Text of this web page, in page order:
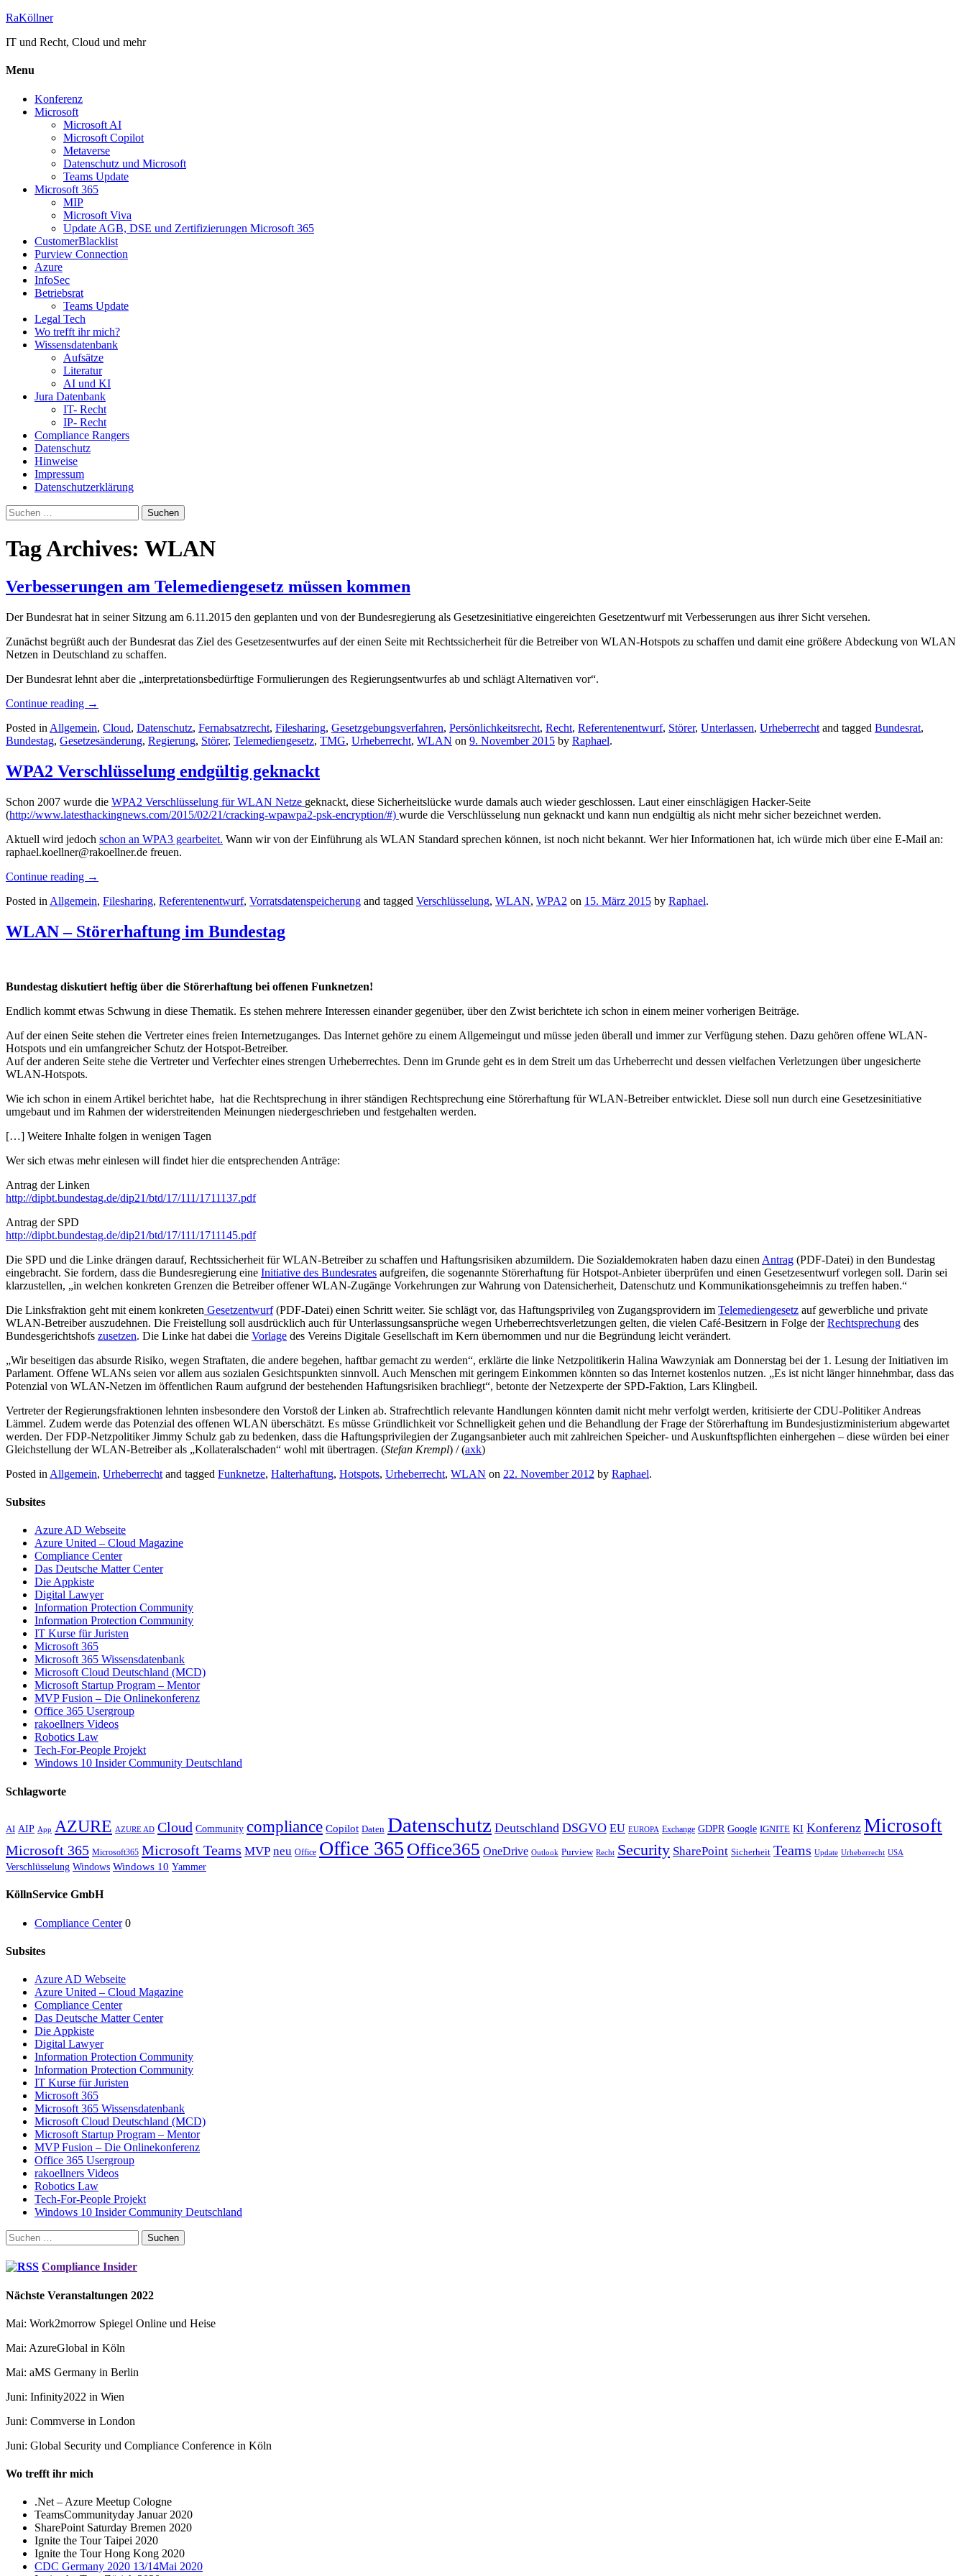
RaKöllner
IT und Recht, Cloud und mehr
Menu
Konferenz
Microsoft
Microsoft AI
Microsoft Copilot
Metaverse
Datenschutz und Microsoft
Teams Update
Microsoft 365
MIP
Microsoft Viva
Update AGB, DSE und Zertifizierungen Microsoft 365
CustomerBlacklist
Purview Connection
Azure
InfoSec
Betriebsrat
Teams Update
Legal Tech
Wo trefft ihr mich?
Wissensdatenbank
Aufsätze
Literatur
AI und KI
Jura Datenbank
IT- Recht
IP- Recht
Compliance Rangers
Datenschutz
Hinweise
Impressum
Datenschutzerklärung
Suchen
nach:
Tag Archives: WLAN
Verbesserungen am Telemediengesetz müssen kommen
Der Bundesrat hat in seiner Sitzung am 6.11.2015 den geplanten und von der Bundesregierung als Gesetzesinitiative eingereichten Gesetzentwurf mit Verbesserungen aus ihrer Sicht versehen.
Zunächst begrüßt auch der Bundesrat das Ziel des Gesetzesentwurfes auf der einen Seite mit Rechtssicherheit für die Betreiber von WLAN-Hotspots zu schaffen und damit eine größere Abdeckung von WLAN
Netzen in Deutschland zu schaffen.
Der Bundesrat lehnt aber die „interpretationsbedürftige Formulierungen des Regierungsentwurfes ab und schlägt Alternativen vor“.
Continue reading →
Posted in Allgemein, Cloud, Datenschutz, Fernabsatzrecht, Filesharing, Gesetzgebungsverfahren, Persönlichkeitsrecht, Recht, Referentenentwurf, Störer, Unterlassen, Urheberrecht and tagged Bundesrat,
Bundestag, Gesetzesänderung, Regierung, Störer, Telemediengesetz, TMG, Urheberrecht, WLAN on 9. November 2015 by Raphael.
WPA2 Verschlüsselung endgültig geknackt
Schon 2007 wurde die WPA2 Verschlüsselung für WLAN Netze geknackt, diese Sicherheitslücke wurde damals auch wieder geschlossen. Laut einer einschlägigen Hacker-Seite
(http://www.latesthackingnews.com/2015/02/21/cracking-wpawpa2-psk-encryption/#) wurde die Verschlüsselung nun geknackt und kann nun endgültig als nicht mehr sicher bezeichnet werden.
Aktuell wird jedoch schon an WPA3 gearbeitet. Wann wir von der Einführung als WLAN Standard sprechen können, ist noch nicht bekannt. Wer hier Informationen hat, ich würde mich über eine E-Mail an:
raphael.koellner@rakoellner.de freuen.
Continue reading →
Posted in Allgemein, Filesharing, Referentenentwurf, Vorratsdatenspeicherung and tagged Verschlüsselung, WLAN, WPA2 on 15. März 2015 by Raphael.
WLAN – Störerhaftung im Bundestag
Bundestag diskutiert heftig über die Störerhaftung bei offenen Funknetzen!
Endlich kommt etwas Schwung in diese Thematik. Es stehen mehrere Interessen einander gegenüber, über den Zwist berichtete ich schon in einem meiner vorherigen Beiträge.
Auf der einen Seite stehen die Vertreter eines freien Internetzuganges. Das Internet gehöre zu einem Allgemeingut und müsse jeden überall und immer zur Verfügung stehen. Dazu gehören offene WLAN-
Hotspots und ein umfangreicher Schutz der Hotspot-Betreiber.
Auf der anderen Seite stehe die Vertreter und Verfechter eines strengen Urheberrechtes. Denn im Grunde geht es in dem Streit um das Urheberrecht und dessen vielfachen Verletzungen über ungesicherte
WLAN-Hotspots.
Wie ich schon in einem Artikel berichtet habe, hat die Rechtsprechung in ihrer ständigen Rechtsprechung eine Störerhaftung für WLAN-Betreiber entwicklet. Diese soll nun durch eine Gesetzesinitiative
umgebaut und im Rahmen der widerstreitenden Meinungen niedergeschrieben und festgehalten werden.
[…] Weitere Inhalte folgen in wenigen Tagen
Wer sich etwas mehr einlesen will findet hier die entsprechenden Anträge:
Antrag der Linken
http://dipbt.bundestag.de/dip21/btd/17/111/1711137.pdf
Antrag der SPD
http://dipbt.bundestag.de/dip21/btd/17/111/1711145.pdf
Die SPD und die Linke drängen darauf, Rechtssicherheit für WLAN-Betreiber zu schaffen und Haftungsrisiken abzumildern. Die Sozialdemokraten haben dazu einen Antrag (PDF-Datei) in den Bundestag
eingebracht. Sie fordern, dass die Bundesregierung eine Initiative des Bundesrates aufgreifen, die sogenannte Störerhaftung für Hotspot-Anbieter überprüfen und einen Gesetzesentwurf vorlegen soll. Darin sei
klarzustellen, „in welchen konkreten Grenzen die Betreiber offener WLAN-Zugänge Vorkehrungen zur Wahrung von Datensicherheit, Datenschutz und Kommunikationsgeheimnis zu treffen haben.“
Die Linksfraktion geht mit einem konkreten Gesetzentwurf(PDF-Datei) einen Schritt weiter. Sie schlägt vor, das Haftungsprivileg von Zugangsprovidern im Telemediengesetz auf gewerbliche und private
WLAN-Betreiber auszudehnen. Die Freistellung soll ausdrücklich auch für Unterlassungsansprüche wegen Urheberrechtsverletzungen gelten, die vielen Café-Besitzern in Folge derRechtsprechung des
Bundesgerichtshofs zusetzen. Die Linke hat dabei die Vorlage des Vereins Digitale Gesellschaft im Kern übernommen und nur die Begründung leicht verändert.
„Wir beseitigen das absurde Risiko, wegen Straftaten, die andere begehen, haftbar gemacht zu werden“, erklärte die linke Netzpolitikerin Halina Wawzyniak am Donnerstag bei der 1. Lesung der Initiativen im
Parlament. Offene WLANs seien vor allem aus sozialen Gesichtspunkten sinnvoll. Auch Menschen mit geringem Einkommen könnten so das Internet kostenlos nutzen. „Es ist nicht länger hinnehmbar, dass das
Potenzial von WLAN-Netzen im öffentlichen Raum aufgrund der bestehenden Haftungsrisiken brachliegt“, betonte der Netzexperte der SPD-Faktion, Lars Klingbeil.
Vertreter der Regierungsfraktionen lehnten insbesondere den Vorstoß der Linken ab. Strafrechtlich relevante Handlungen könnten damit nicht mehr verfolgt werden, kritisierte der CDU-Politiker Andreas
Lämmel. Zudem werde das Potenzial des offenen WLAN überschätzt. Es müsse Gründlichkeit vor Schnelligkeit gehen und die Behandlung der Frage der Störerhaftung im Bundesjustizministerium abgewartet
werden. Der FDP-Netzpolitiker Jimmy Schulz gab zu bedenken, dass die Haftungsprivilegien der Zugangsanbieter auch mit zahlreichen Speicher- und Auskunftspflichten einhergehen – diese würden bei einer
Gleichstellung der WLAN-Betreiber als „Kollateralschaden“ wohl mit übertragen. (Stefan Krempl) /(axk)
Posted in Allgemein, Urheberrecht and tagged Funknetze, Halterhaftung, Hotspots, Urheberrecht, WLAN on 22. November 2012 by Raphael.
Subsites
Azure AD Webseite
Azure United – Cloud Magazine
Compliance Center
Das Deutsche Matter Center
Die Appkiste
Digital Lawyer
Information Protection Community
Information Protection Community
IT Kurse für Juristen
Microsoft 365
Microsoft 365 Wissensdatenbank
Microsoft Cloud Deutschland (MCD)
Microsoft Startup Program – Mentor
MVP Fusion – Die Onlinekonferenz
Office 365 Usergroup
rakoellners Videos
Robotics Law
Tech-For-People Projekt
Windows 10 Insider Community Deutschland
Schlagworte
AI AIP App AZURE AZURE AD Cloud Community compliance Copilot Daten Datenschutz Deutschland DSGVO EU EUROPA Exchange GDPR Google IGNITE KI Konferenz Microsoft
Microsoft 365 Microsoft365 Microsoft Teams MVP neu Office Office 365 Office365 OneDrive Outlook Purview Recht Security SharePoint Sicherheit Teams Update Urheberrecht USA
Verschlüsselung Windows Windows 10 Yammer
KöllnService GmbH
Compliance Center0
Subsites
Azure AD Webseite
Azure United – Cloud Magazine
Compliance Center
Das Deutsche Matter Center
Die Appkiste
Digital Lawyer
Information Protection Community
Information Protection Community
IT Kurse für Juristen
Microsoft 365
Microsoft 365 Wissensdatenbank
Microsoft Cloud Deutschland (MCD)
Microsoft Startup Program – Mentor
MVP Fusion – Die Onlinekonferenz
Office 365 Usergroup
rakoellners Videos
Robotics Law
Tech-For-People Projekt
Windows 10 Insider Community Deutschland
Suchen
nach:
Compliance Insider
Nächste Veranstaltungen 2022
Mai: Work2morrow Spiegel Online und Heise
Mai: AzureGlobal in Köln
Mai: aMS Germany in Berlin
Juni: Infinity2022 in Wien
Juni: Commverse in London
Juni: Global Security und Compliance Conference in Köln
Wo trefft ihr mich
.Net – Azure Meetup Cologne
TeamsCommunityday Januar 2020
SharePoint Saturday Bremen 2020
Ignite the Tour Taipei 2020
Ignite the Tour Hong Kong 2020
CDC Germany 2020 13/14Mai 2020